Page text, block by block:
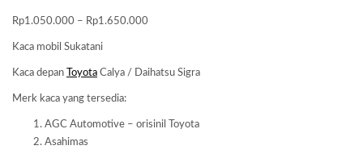
Rp1.050.000 – Rp1.650.000
through
Kaca mobil Sukatani
Kaca depan Toyota Calya / Daihatsu Sigra
Merk kaca yang tersedia:
AGC Automotive – orisinil Toyota
Asahimas